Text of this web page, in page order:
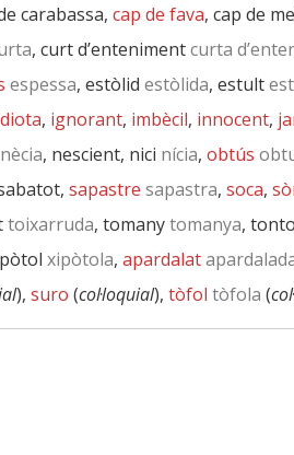
carabassa, cap de fava, cap de
, curt d’entenimentcurta
espessa, estòlid estòlida, estult
, ignorant, imbècil, innocent,
nècia, nescient, nici nícia, obtús
sapastre sapastra, soca,
toixarruda, tomanytomanya, tonto
xipòtola, apardalat
), suro (col·loquial), tòfol tòfola (